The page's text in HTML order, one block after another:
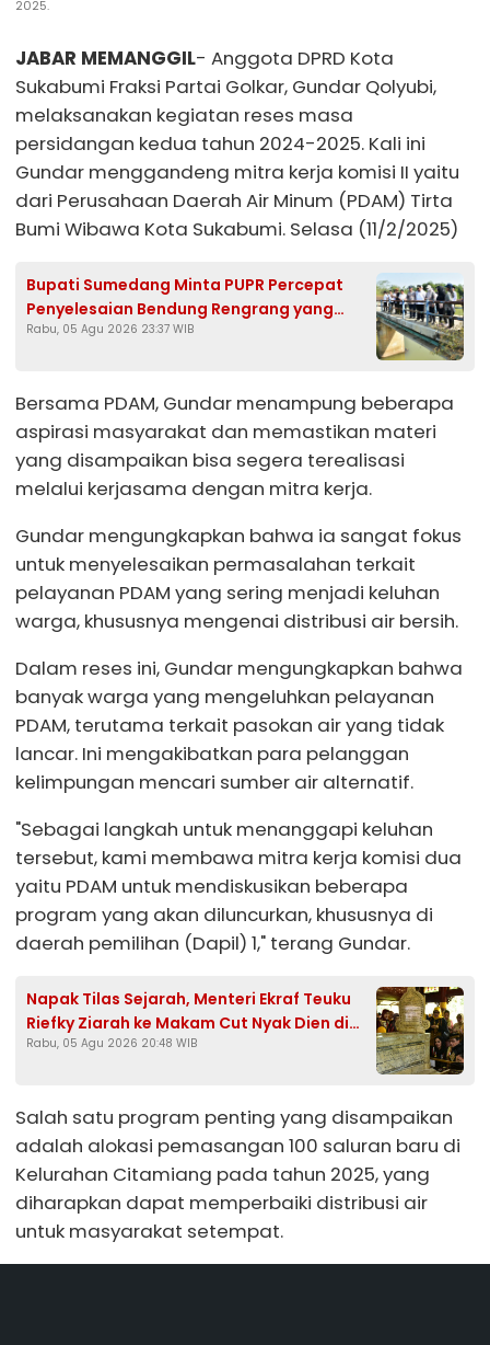
2025.
JABAR MEMANGGIL- Anggota DPRD Kota
Sukabumi Fraksi Partai Golkar, Gundar Qolyubi,
melaksanakan kegiatan reses masa
persidangan kedua tahun 2024-2025. Kali ini
Gundar menggandeng mitra kerja komisi II yaitu
dari Perusahaan Daerah Air Minum (PDAM) Tirta
Bumi Wibawa Kota Sukabumi. Selasa (11/2/2025)
Bupati Sumedang Minta PUPR Percepat
Penyelesaian Bendung Rengrang yang
Belum Berfungsi Optimal
Rabu, 05 Agu 2026 23:37 WIB
Bersama PDAM, Gundar menampung beberapa
aspirasi masyarakat dan memastikan materi
yang disampaikan bisa segera terealisasi
melalui kerjasama dengan mitra kerja.
Gundar mengungkapkan bahwa ia sangat fokus
untuk menyelesaikan permasalahan terkait
pelayanan PDAM yang sering menjadi keluhan
warga, khususnya mengenai distribusi air bersih.
Dalam reses ini, Gundar mengungkapkan bahwa
banyak warga yang mengeluhkan pelayanan
PDAM, terutama terkait pasokan air yang tidak
lancar. Ini mengakibatkan para pelanggan
kelimpungan mencari sumber air alternatif.
"Sebagai langkah untuk menanggapi keluhan
tersebut, kami membawa mitra kerja komisi dua
yaitu PDAM untuk mendiskusikan beberapa
program yang akan diluncurkan, khususnya di
daerah pemilihan (Dapil) 1," terang Gundar.
Napak Tilas Sejarah, Menteri Ekraf Teuku
Riefky Ziarah ke Makam Cut Nyak Dien di
Sumedang
Rabu, 05 Agu 2026 20:48 WIB
Salah satu program penting yang disampaikan
adalah alokasi pemasangan 100 saluran baru di
Kelurahan Citamiang pada tahun 2025, yang
diharapkan dapat memperbaiki distribusi air
untuk masyarakat setempat.